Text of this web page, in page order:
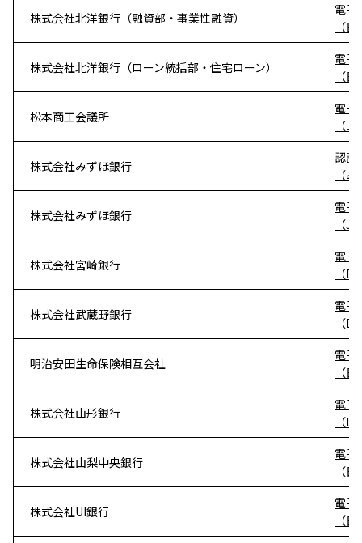
株式会社北洋銀行（融資部・事業性融資）
電子
（
株式会社北洋銀行（ローン統括部・住宅ローン）
電子
（
松本商工会議所
電子
（
株式会社みずほ銀行
認証
（
株式会社みずほ銀行
電子
（
株式会社宮崎銀行
電子
（
株式会社武蔵野銀行
電子
（
明治安田生命保険相互会社
電子
（
株式会社山形銀行
電子
（
株式会社山梨中央銀行
電子
（
株式会社UI銀行
電子
（